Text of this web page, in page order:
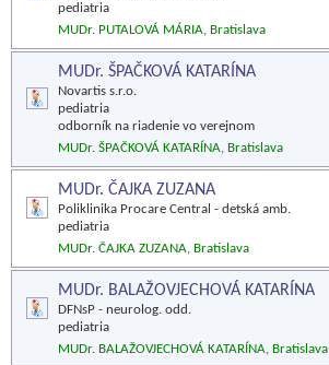
pediatria
MUDr. PUTALOVÁ MÁRIA, Bratislava
MUDr. ŠPAČKOVÁ KATARÍNA
Novartis s.r.o.
pediatria
odborník na riadenie vo verejnom
MUDr. ŠPAČKOVÁ KATARÍNA, Bratislava
MUDr. ČAJKA ZUZANA
Poliklinika Procare Central - detská amb.
pediatria
MUDr. ČAJKA ZUZANA, Bratislava
MUDr. BALAŽOVJECHOVÁ KATARÍNA
DFNsP - neurolog. odd.
pediatria
MUDr. BALAŽOVJECHOVÁ KATARÍNA, Bratislava